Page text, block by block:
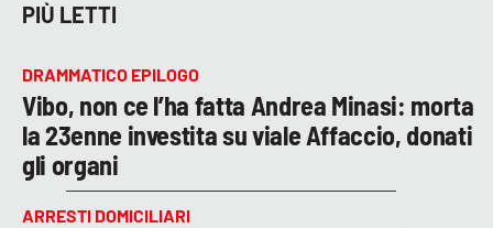
PIÙ LETTI
DRAMMATICO EPILOGO
Vibo, non ce l’ha fatta Andrea Minasi: morta
la 23enne investita su viale Affaccio, donati
gli organi
ARRESTI DOMICILIARI